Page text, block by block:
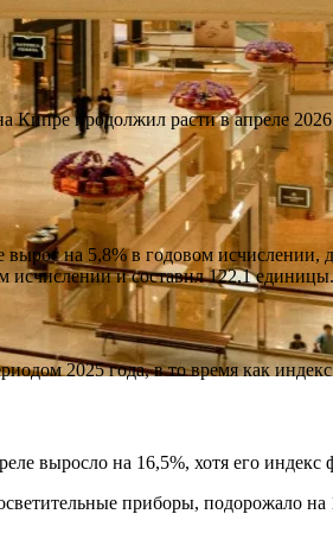
продолжил расти в апреле
на 5,8% в годовом
исчислении и составил 122,1 единицы.
2025 года, в то время как
выросло на 16,5%, хотя его индекс
приборы, подорожало